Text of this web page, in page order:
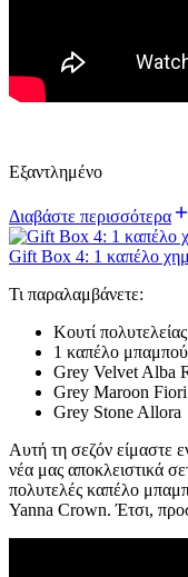
Εξαντλημένο
Διαβάστε περισσότερα
Gift Box 4: 1 καπέλο
Τι παραλαμβάνετε:
Κουτί
1 καπέλο
Grey Velvet Alba
Grey Maroon Fiori
Grey Stone Allora
Αυτή τη σεζόν είμαστε
νέα μας αποκλειστικά
πολυτελές καπέλο
Yanna Crown. Έτσι,